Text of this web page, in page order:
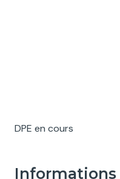
DPE en cours
informations